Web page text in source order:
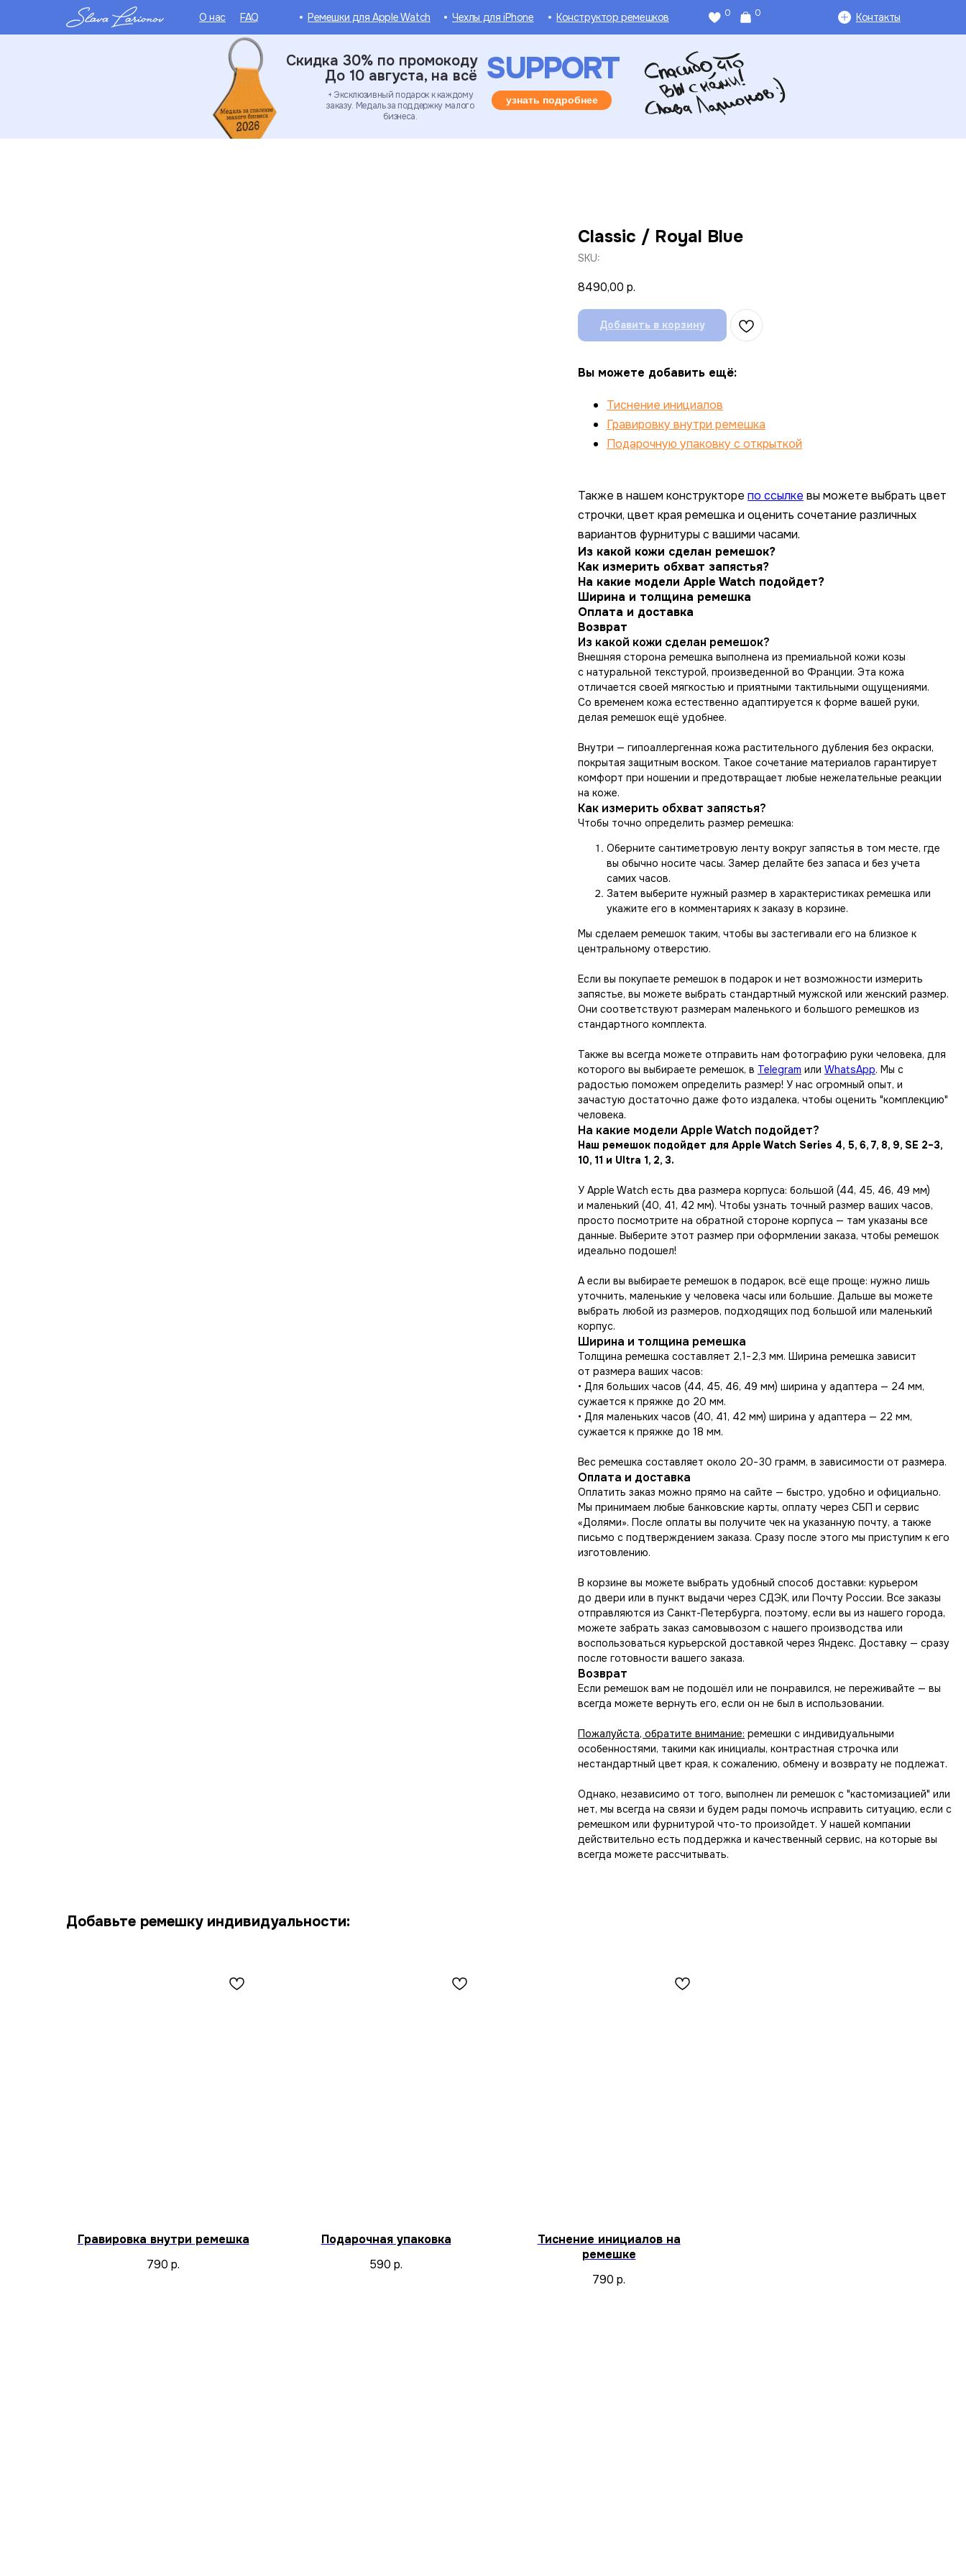
Контакты
FAQ
О нас Конструктор ремешков
Чехлы для iPhone
Ремешки для Apple Watch 0 0
+ Эксклюзивный подарок к каждому
заказу. Медаль за поддержку малого
бизнеса.
Скидка 30% по промокоду
До 10 августа, на всё
узнать подробнее
SUPPORT
Classic / Royal Blue
SKU:
8490,00 р.
Добавить в корзину
Вы можете добавить ещё:
Тиснение инициалов
Гравировку внутри ремешка
Подарочную упаковку с открыткой
Также в нашем конструкторе по ссылке вы можете выбрать цвет
строчки, цвет края ремешка и оценить сочетание различных
вариантов фурнитуры с вашими часами.
Из какой кожи сделан ремешок?
Как измерить обхват запястья?
На какие модели Apple Watch подойдет?
Ширина и толщина ремешка
Оплата и доставка
Возврат
Из какой кожи сделан ремешок?
Внешняя сторона ремешка выполнена из премиальной кожи козы
с натуральной текстурой, произведенной во Франции. Эта кожа
отличается своей мягкостью и приятными тактильными ощущениями.
Со временем кожа естественно адаптируется к форме вашей руки,
делая ремешок ещё удобнее.
Внутри — гипоаллергенная кожа растительного дубления без окраски,
покрытая защитным воском. Такое сочетание материалов гарантирует
комфорт при ношении и предотвращает любые нежелательные реакции
на коже.
Как измерить обхват запястья?
Чтобы точно определить размер ремешка:
Оберните сантиметровую ленту вокруг запястья в том месте, где
вы обычно носите часы. Замер делайте без запаса и без учета
самих часов.
Затем выберите нужный размер в характеристиках ремешка или
укажите его в комментариях к заказу в корзине.
Мы сделаем ремешок таким, чтобы вы застегивали его на близкое к
центральному отверстию.
Если вы покупаете ремешок в подарок и нет возможности измерить
запястье, вы можете выбрать стандартный мужской или женский размер.
Они соответствуют размерам маленького и большого ремешков из
стандартного комплекта.
Также вы всегда можете отправить нам фотографию руки человека, для
которого вы выбираете ремешок, в Telegram или WhatsApp. Мы с
радостью поможем определить размер! У нас огромный опыт, и
зачастую достаточно даже фото издалека, чтобы оценить "комплекцию"
человека.
На какие модели Apple Watch подойдет?
Наш ремешок подойдет для Apple Watch Series 4, 5, 6, 7, 8, 9, SE 2−3,
10, 11 и Ultra 1, 2, 3.
У Apple Watch есть два размера корпуса: большой (44, 45, 46, 49 мм)
и маленький (40, 41, 42 мм). Чтобы узнать точный размер ваших часов,
просто посмотрите на обратной стороне корпуса — там указаны все
данные. Выберите этот размер при оформлении заказа, чтобы ремешок
идеально подошел!
А если вы выбираете ремешок в подарок, всё еще проще: нужно лишь
уточнить, маленькие у человека часы или большие. Дальше вы можете
выбрать любой из размеров, подходящих под большой или маленький
корпус.
Ширина и толщина ремешка
Толщина ремешка составляет 2,1−2,3 мм. Ширина ремешка зависит
от размера ваших часов:
• Для больших часов (44, 45, 46, 49 мм) ширина у адаптера — 24 мм,
сужается к пряжке до 20 мм.
• Для маленьких часов (40, 41, 42 мм) ширина у адаптера — 22 мм,
сужается к пряжке до 18 мм.
Вес ремешка составляет около 20−30 грамм, в зависимости от размера.
Оплата и доставка
Оплатить заказ можно прямо на сайте — быстро, удобно и официально.
Мы принимаем любые банковские карты, оплату через СБП и сервис
«Долями». После оплаты вы получите чек на указанную почту, а также
письмо с подтверждением заказа. Сразу после этого мы приступим к его
изготовлению.
В корзине вы можете выбрать удобный способ доставки: курьером
до двери или в пункт выдачи через СДЭК, или Почту России. Все заказы
отправляются из Санкт-Петербурга, поэтому, если вы из нашего города,
можете забрать заказ самовывозом с нашего производства или
воспользоваться курьерской доставкой через Яндекс. Доставку — сразу
после готовности вашего заказа.
Возврат
Если ремешок вам не подошёл или не понравился, не переживайте — вы
всегда можете вернуть его, если он не был в использовании.
Пожалуйста, обратите внимание: ремешки с индивидуальными
особенностями, такими как инициалы, контрастная строчка или
нестандартный цвет края, к сожалению, обмену и возврату не подлежат.
Однако, независимо от того, выполнен ли ремешок с "кастомизацией" или
нет, мы всегда на связи и будем рады помочь исправить ситуацию, если с
ремешком или фурнитурой что-то произойдет. У нашей компании
действительно есть поддержка и качественный сервис, на которые вы
всегда можете рассчитывать.
Добавьте ремешку индивидуальности:
Гравировка внутри ремешка
790 р.
Подарочная упаковка
590 р.
Тиснение инициалов на
ремешке
790 р.